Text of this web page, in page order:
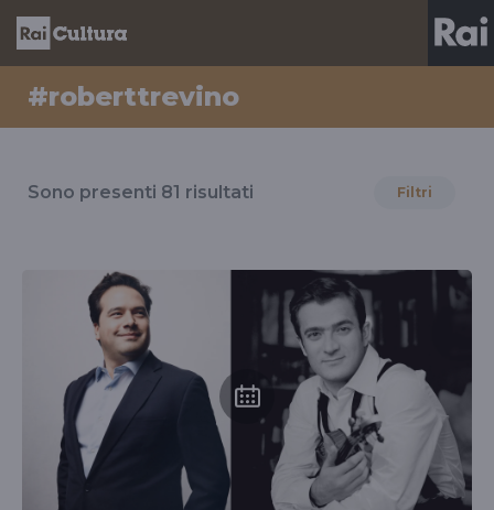
#roberttrevino
il
#roberttrevino
Sono presenti 81 risultati Filtri